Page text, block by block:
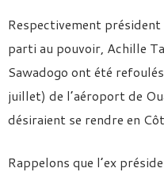
Respectivement
parti au pouvoir, Achille
Sawadogo ont été
juillet) de l’aéroport de
désiraient se rendre en
Rappelons que l’ex